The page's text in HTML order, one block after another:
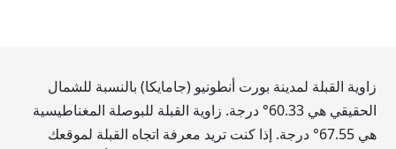
زاوية القبلة لمدينة بورت أنطونيو (جامايكا) بالنسبة للشمال
الحقيقي هي60.33° درجة. زاوية القبلة للبوصلة المغناطيسية
هي67.55° درجة. إذا كنت تريد معرفة اتجاه القبلة لموقعك